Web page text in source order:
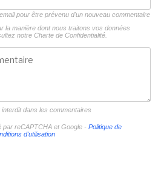
pour être prévenu d'un nouveau commentaire
la manière dont nous traitons vos données
notre Charte de Confidentialité.
dans les commentaires
par reCAPTCHA et Google - Politique de
d'utilisation